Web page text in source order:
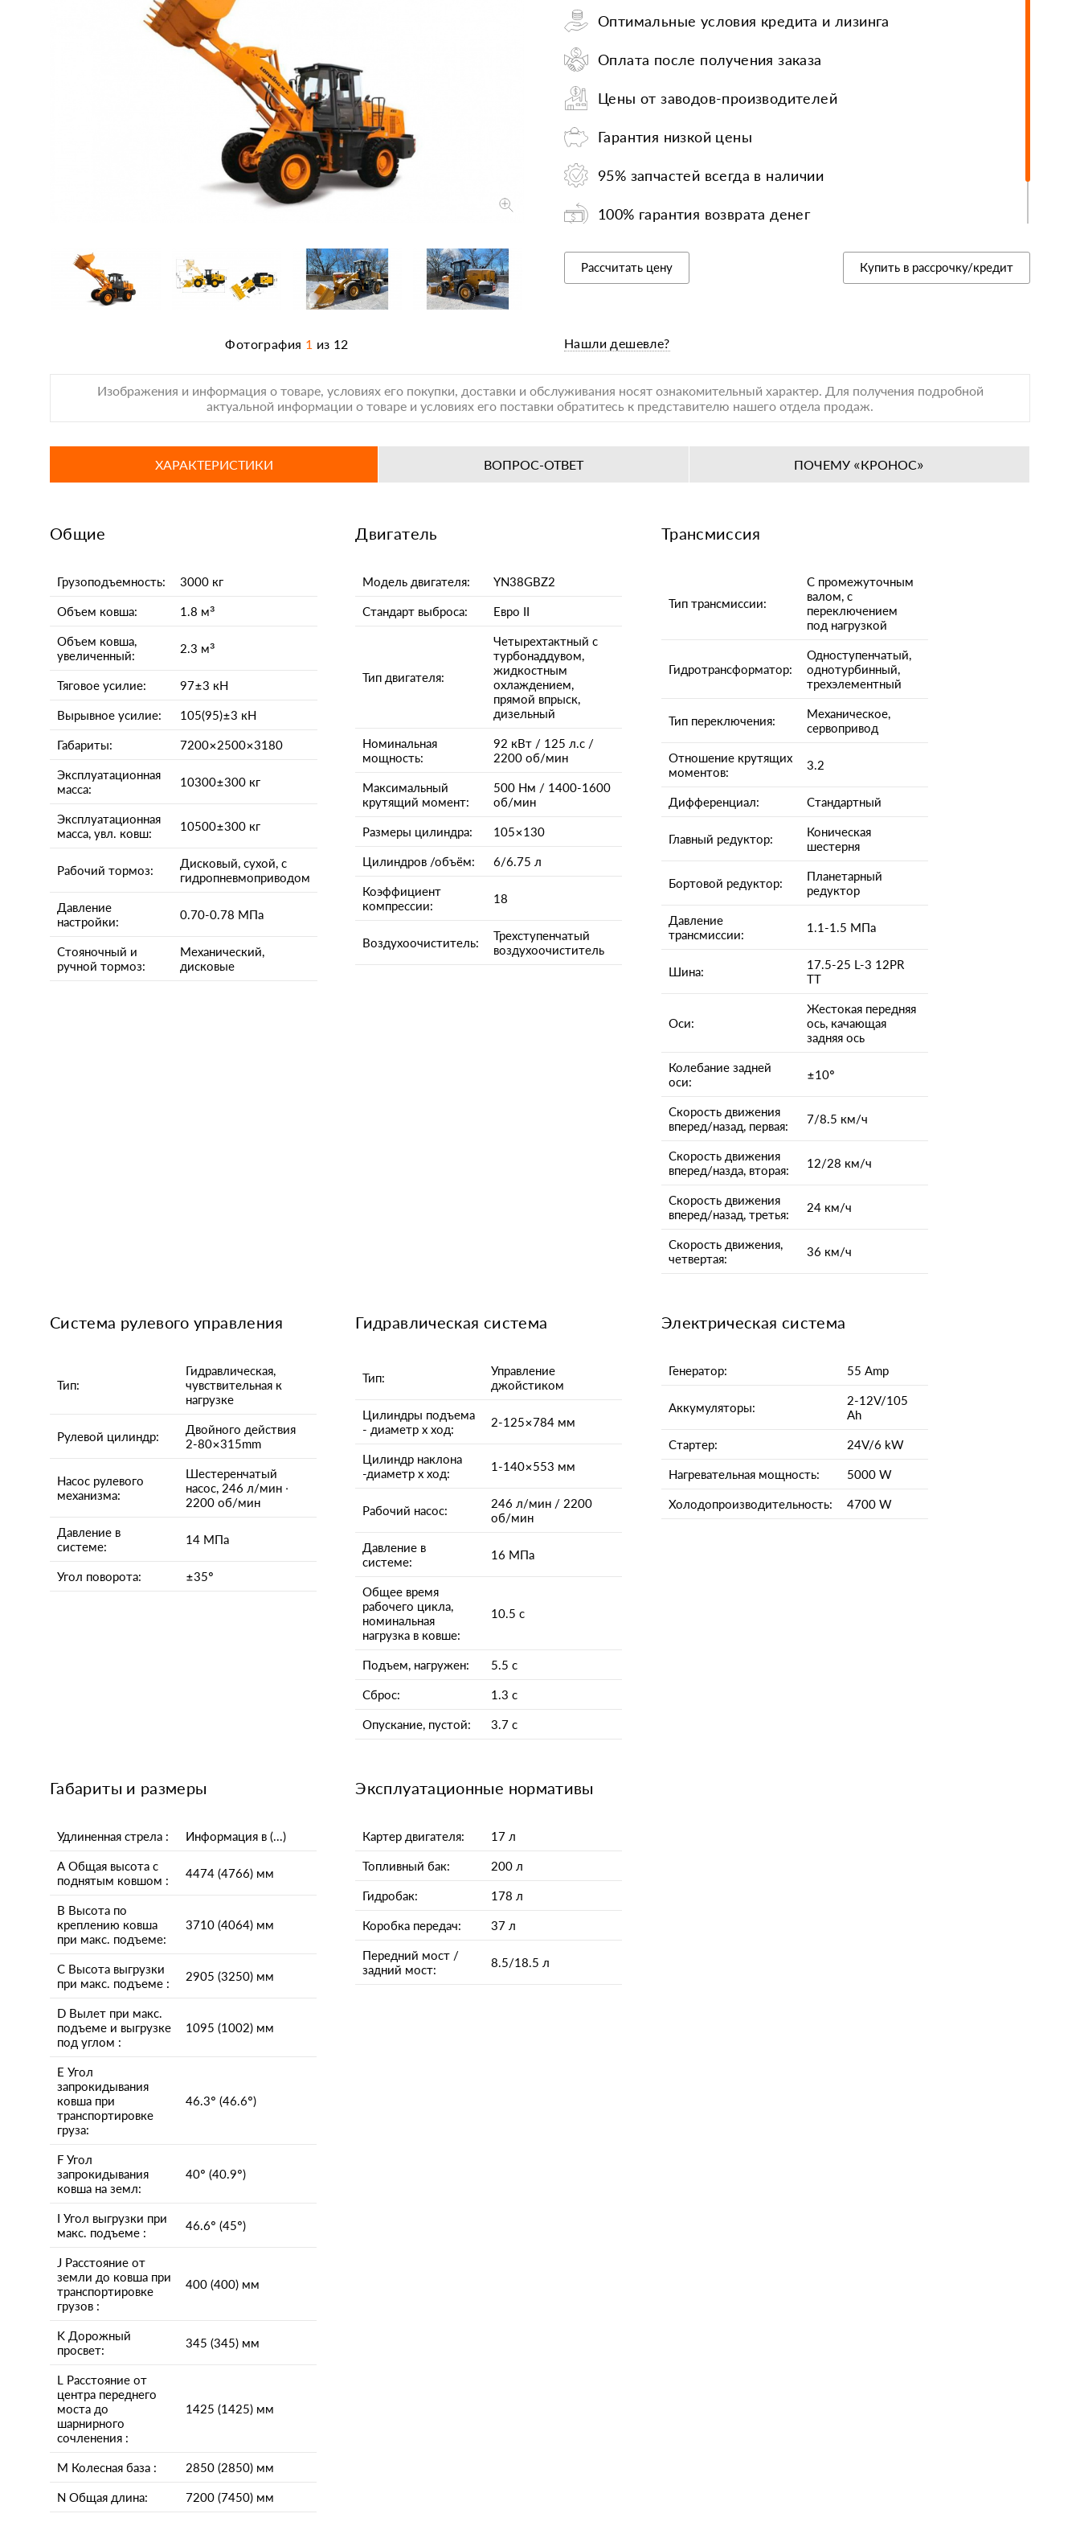
Запчасти Прочее
Фотография 1 из 12
Оптимальные условия кредита и лизинга
Оплата после получения заказа
Цены от заводов-производителей
Гарантия низкой цены
95% запчастей всегда в наличии
100% гарантия возврата денег
Скидки на повторные покупки
Рассчитать цену Купить в рассрочку/кредит
Нашли дешевле?
Изображения и информация о товаре, условиях его покупки, доставки и обслуживания носят ознакомительный характер. Для получения подробной
актуальной информации о товаре и условиях его поставки обратитесь к представителю нашего отдела продаж.
ХАРАКТЕРИСТИКИ ВОПРОС-ОТВЕТ ПОЧЕМУ «КРОНОС»
Общие
Грузоподъемность: 3000 кг
Объем ковша: 1.8 м³
Объем ковша,
увеличенный:
2.3 м³
Тяговое усилие: 97±3 кН
Вырывное усилие: 105(95)±3 кН
Габариты: 7200×2500×3180
Эксплуатационная
масса:
10300±300 кг
Эксплуатационная
масса, увл. ковш:
10500±300 кг
Рабочий тормоз:
Дисковый, сухой, с
гидропневмоприводом
Давление
настройки:
0.70-0.78 МПа
Стояночный и
ручной тормоз:
Механический,
дисковые
Двигатель
Модель двигателя: YN38GBZ2
Стандарт выброса: Евро II
Тип двигателя:
Четырехтактный с
турбонаддувом,
жидкостным
охлаждением,
прямой впрыск,
дизельный
Номинальная
мощность:
92 кВт / 125 л.с /
2200 об/мин
Максимальный
крутящий момент:
500 Нм / 1400-1600
об/мин
Размеры цилиндра: 105×130
Цилиндров /объём: 6/6.75 л
Коэффициент
компрессии:
18
Воздухоочиститель:
Трехступенчатый
воздухоочиститель
Трансмиссия
Тип трансмиссии:
C промежуточным
валом, с
переключением
под нагрузкой
Гидротрансформатор:
Одноступенчатый,
однотурбинный,
трехэлементный
Тип переключения:
Механическое,
сервопривод
Отношение крутящих
моментов:
3.2
Дифференциал: Стандартный
Главный редуктор:
Коническая
шестерня
Бортовой редуктор:
Планетарный
редуктор
Давление
трансмиссии:
1.1-1.5 МПа
Шина:
17.5-25 L-3 12PR
TT
Оси:
Жестокая передняя
ось, качающая
задняя ось
Колебание задней
оси:
±10°
Скорость движения
вперед/назад, первая:
7/8.5 км/ч
Скорость движения
вперед/назда, вторая:
12/28 км/ч
Скорость движения
вперед/назад, третья:
24 км/ч
Скорость движения,
четвертая:
36 км/ч
Система рулевого управления
Тип:
Гидравлическая,
чувствительная к
нагрузке
Рулевой цилиндр:
Двойного действия
2-80×315mm
Насос рулевого
механизма:
Шестеренчатый
насос, 246 л/мин ·
2200 об/мин
Давление в
системе:
14 МПа
Угол поворота: ±35°
Гидравлическая система
Тип:
Управление
джойстиком
Цилиндры подъема
- диаметр x ход:
2-125×784 мм
Цилиндр наклона
-диаметр x ход:
1-140×553 мм
Рабочий насос:
246 л/мин / 2200
об/мин
Давление в
системе:
16 МПа
Общее время
рабочего цикла,
номинальная
нагрузка в ковше:
10.5 с
Подъем, нагружен: 5.5 с
Сброс: 1.3 с
Опускание, пустой: 3.7 с
Электрическая система
Генератор: 55 Amp
Аккумуляторы:
2-12V/105
Ah
Стартер: 24V/6 kW
Нагревательная мощность: 5000 W
Холодопроизводительность: 4700 W
Габариты и размеры
Удлиненная стрела : Информация в (...)
A Общая высота с
поднятым ковшом :
4474 (4766) мм
B Высота по
креплению ковша
при макс. подъеме:
3710 (4064) мм
C Высота выгрузки
при макс. подъеме :
2905 (3250) мм
D Вылет при макс.
подъеме и выгрузке
под углом :
1095 (1002) мм
E Угол
запрокидывания
ковша при
транспортировке
груза:
46.3° (46.6°)
F Угол
запрокидывания
ковша на земл:
40° (40.9°)
I Угол выгрузки при
макс. подъеме :
46.6° (45°)
J Расстояние от
земли до ковша при
транспортировке
грузов :
400 (400) мм
K Дорожный
просвет:
345 (345) мм
L Расстояние от
центра переднего
моста до
шарнирного
сочленения :
1425 (1425) мм
M Колесная база : 2850 (2850) мм
N Общая длина: 7200 (7450) мм
Эксплуатационные нормативы
Картер двигателя: 17 л
Топливный бак: 200 л
Гидробак: 178 л
Коробка передач: 37 л
Передний мост /
задний мост:
8.5/18.5 л